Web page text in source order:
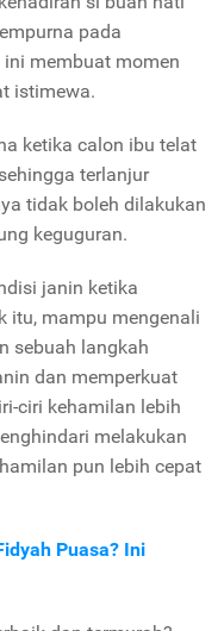
pada
ini membuat momen
istimewa.
ketika calon ibu telat
terlanjur
tidak boleh dilakukan
keguguran.
janin ketika
itu, mampu mengenali
sebuah langkah
dan memperkuat
ciri kehamilan lebih
melakukan
pun lebih cepat
Puasa? Ini